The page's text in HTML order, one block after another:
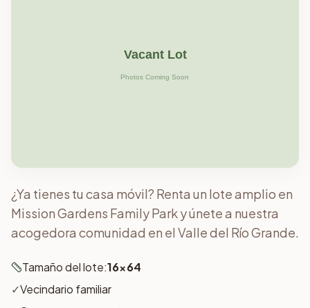
¿Ya tienes tu casa móvil? Renta un lote amplio en
Mission Gardens Family Park y únete a nuestra
acogedora comunidad en el Valle del Río Grande.
Tamaño del lote:16x64
✓Vecindario familiar